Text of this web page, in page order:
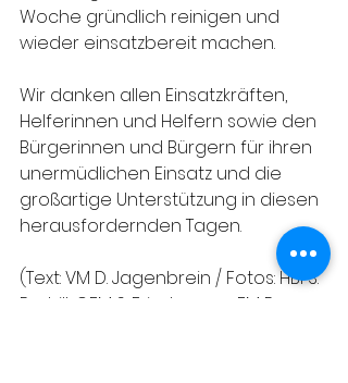
Woche gründlich reinigen und
wieder einsatzbereit machen.
Wir danken allen Einsatzkräften,
Helferinnen und Helfern sowie den
Bürgerinnen und Bürgern für ihren
unermüdlichen Einsatz und die
großartige Unterstützung in diesen
herausfordernden Tagen.
(Text: VM D. Jagenbrein / Fotos: HBI S.
Pschill, OFM S. Frischmann, FM P.